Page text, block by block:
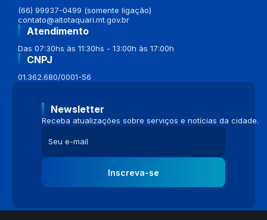
(66) 99937-0499 (somente ligação)
contato@altotaquari.mt.gov.br
Atendimento
Das 07:30hs às 11:30hs - 13:00h às 17:00h
CNPJ
01.362.680/0001-56
Newsletter
Receba atualizações sobre serviços e notícias da cidade.
Inscreva-se